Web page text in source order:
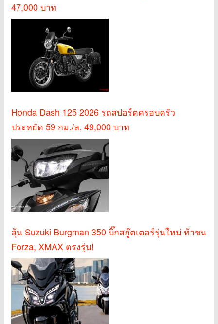
47,000 บาท
Honda Dash 125 2026 รถสปอร์ตครอบครัว
ประหยัด 59 กม./ล. 49,000 บาท
ลุ้น Suzuki Burgman 350 บิ๊กสกู๊ตเตอร์รุ่นใหม่ ท้าชน
Forza, XMAX ตรงรุ่น!